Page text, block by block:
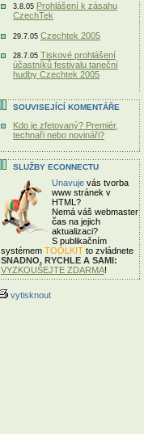
3.8.05 Prohlášení k zásahu
CzechTek
29.7.05 Czechtek 2005
28.7.05 Tiskové prohlášení
účastníků festivalu taneční
hudby Czechtek 2005
SOUVISEJÍCÍ KOMENTÁŘE
Kdo je zfetovaný? Premiér,
technaři nebo novináři?
SLUŽBY ECONNECTU
Unavuje vás tvorba
www stránek v
HTML?
Nemá váš webmaster
čas na jejich
aktualizaci?
S publikačním
systémem TOOLKIT to zvládnete
SNADNO, RYCHLE A SAMI:
VYZKOUŠEJTE ZDARMA!
vytisknout